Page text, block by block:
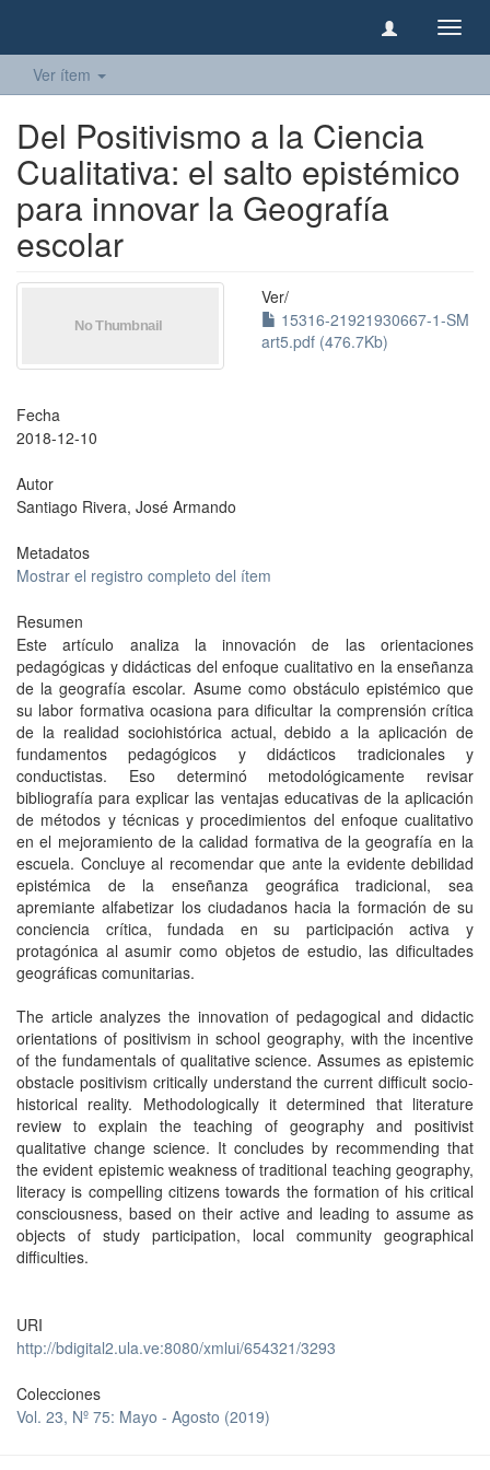
Ver ítem
Del Positivismo a la Ciencia
Cualitativa: el salto epistémico
para innovar la Geografía
escolar
Ver/
15316-21921930667-1-SM
art5.pdf (476.7Kb)
Fecha
2018-12-10
Autor
Santiago Rivera, José Armando
Metadatos
Mostrar el registro completo del ítem
Resumen
Este artículo analiza la innovación de las orientaciones
pedagógicas y didácticas del enfoque cualitativo en la enseñanza
de la geografía escolar. Asume como obstáculo epistémico que
su labor formativa ocasiona para dificultar la comprensión crítica
de la realidad sociohistórica actual, debido a la aplicación de
fundamentos pedagógicos y didácticos tradicionales y
conductistas. Eso determinó metodológicamente revisar
bibliografía para explicar las ventajas educativas de la aplicación
de métodos y técnicas y procedimientos del enfoque cualitativo
en el mejoramiento de la calidad formativa de la geografía en la
escuela. Concluye al recomendar que ante la evidente debilidad
epistémica de la enseñanza geográfica tradicional, sea
apremiante alfabetizar los ciudadanos hacia la formación de su
conciencia crítica, fundada en su participación activa y
protagónica al asumir como objetos de estudio, las dificultades
geográficas comunitarias.
The article analyzes the innovation of pedagogical and didactic
orientations of positivism in school geography, with the incentive
of the fundamentals of qualitative science. Assumes as epistemic
obstacle positivism critically understand the current difficult socio-
historical reality. Methodologically it determined that literature
review to explain the teaching of geography and positivist
qualitative change science. It concludes by recommending that
the evident epistemic weakness of traditional teaching geography,
literacy is compelling citizens towards the formation of his critical
consciousness, based on their active and leading to assume as
objects of study participation, local community geographical
difficulties.
URI
http://bdigital2.ula.ve:8080/xmlui/654321/3293
Colecciones
Vol. 23, Nº 75: Mayo - Agosto (2019)